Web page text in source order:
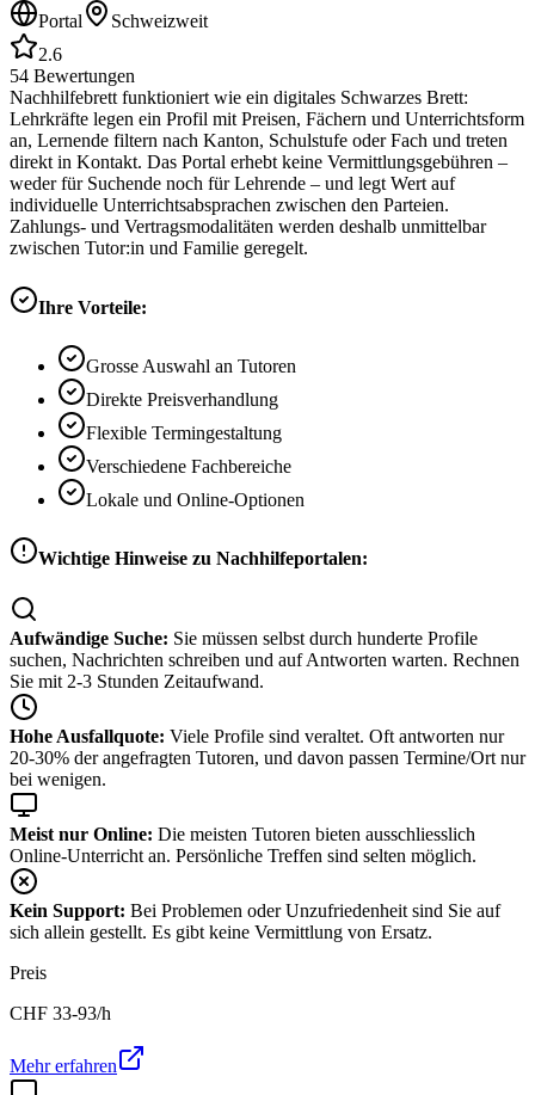
Portal
Schweizweit
2.6
54 Bewertungen
Nachhilfebrett funktioniert wie ein digitales Schwarzes Brett:
Lehrkräfte legen ein Profil mit Preisen, Fächern und Unterrichtsform
an, Lernende filtern nach Kanton, Schulstufe oder Fach und treten
direkt in Kontakt. Das Portal erhebt keine Vermittlungsgebühren –
weder für Suchende noch für Lehrende – und legt Wert auf
individuelle Unterrichtsabsprachen zwischen den Parteien.
Zahlungs- und Vertragsmodalitäten werden deshalb unmittelbar
zwischen Tutor:in und Familie geregelt.
Ihre Vorteile:
Grosse Auswahl an Tutoren
Direkte Preisverhandlung
Flexible Termingestaltung
Verschiedene Fachbereiche
Lokale und Online-Optionen
Wichtige Hinweise zu Nachhilfeportalen:
Aufwändige Suche: Sie müssen selbst durch hunderte Profile
suchen, Nachrichten schreiben und auf Antworten warten. Rechnen
Sie mit 2-3 Stunden Zeitaufwand.
Hohe Ausfallquote: Viele Profile sind veraltet. Oft antworten nur
20-30% der angefragten Tutoren, und davon passen Termine/Ort nur
bei wenigen.
Meist nur Online: Die meisten Tutoren bieten ausschliesslich
Online-Unterricht an. Persönliche Treffen sind selten möglich.
Kein Support: Bei Problemen oder Unzufriedenheit sind Sie auf
sich allein gestellt. Es gibt keine Vermittlung von Ersatz.
Preis
CHF 33-93/h
Mehr erfahren